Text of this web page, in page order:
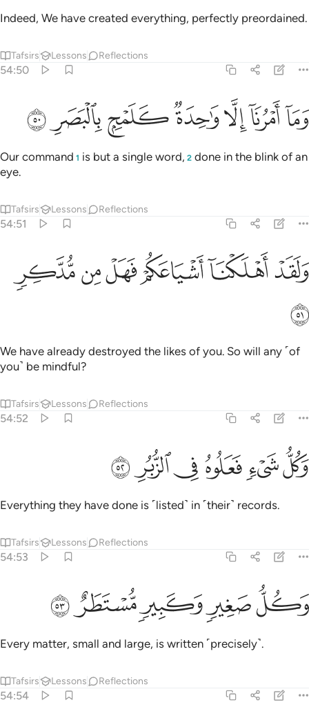
Indeed, We have created everything, perfectly preordained.
Tafsirs Lessons Reflections
54:50
وما امرنا الا واحدة كلمح بالبصر ٥٠
وَمَآ أَمْرُنَآ إِلَّا وَٰحِدَةٌۭ كَلَمْحٍۭ بِٱلْبَصَرِ ٥٠
ﱁﱂﱃﱄﱅﱆﱇ
Our command 1 is but a single word, 2 done in the blink of an
eye.
Tafsirs Lessons Reflections
54:51
ولقد اهلكنا اشياعكم فهل من مدكر ٥١
وَلَقَدْ أَهْلَكْنَآ أَشْيَاعَكُمْ فَهَلْ مِن مُّدَّكِرٍۢ ٥١
ﱈﱉﱊﱋﱌﱍ
ﱎ
We have already destroyed the likes of you. So will any ˹of
you˺ be mindful?
Tafsirs Lessons Reflections
54:52
وكل شيء فعلوه في الزبر ٥٢
وَكُلُّ شَىْءٍۢ فَعَلُوهُ فِى ٱلزُّبُرِ ٥٢
ﱏﱐﱑﱒﱓﱔ
Everything they have done is ˹listed˺ in ˹their˺ records.
Tafsirs Lessons Reflections
54:53
وكل صغير وكبير مستطر ٥٣
وَكُلُّ صَغِيرٍۢ وَكَبِيرٍۢ مُّسْتَطَرٌ ٥٣
ﱕﱖﱗﱘﱙ
Every matter, small and large, is written ˹precisely˺.
Tafsirs Lessons Reflections
54:54